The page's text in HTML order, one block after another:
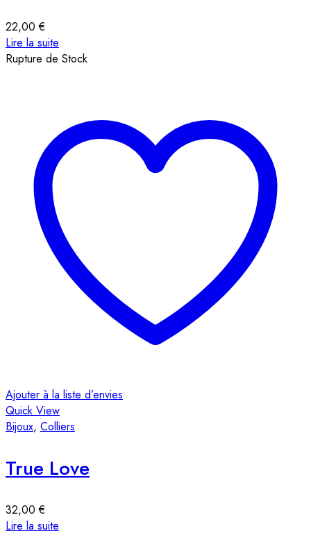
22,00€
Lire la suite
Rupture de Stock
Ajouter à la liste d’envies
Quick View
Bijoux, Colliers
True Love
32,00€
Lire la suite